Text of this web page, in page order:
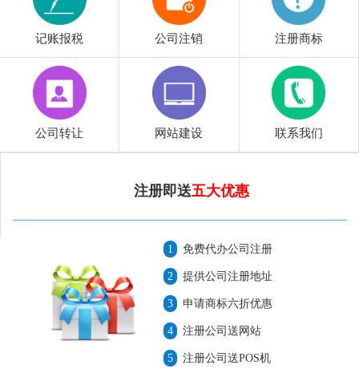
记账报税 公司注销 注册商标
公司转让 网站建设 联系我们
注册即送五大优惠
1 免费代办公司注册
2 提供公司注册地址
3 申请商标六折优惠
4 注册公司送网站
5 注册公司送POS机